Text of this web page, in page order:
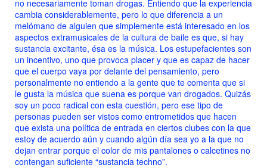
no necesariamente toman drogas. Entiendo que la experiencia
cambia considerablemente, pero lo que diferencia a un
melómano de alguien que simplemente está interesado en los
aspectos extramusicales de la cultura de baile es que, si hay
sustancia excitante, ésa es la música. Los estupefacientes son
un incentivo, uno que provoca placer y que es capaz de hacer
que el cuerpo vaya por delante del pensamiento, pero
personalmente no entiendo a la gente que te comenta que si
le gusta la música que suena es porque van drogados. Quizás
soy un poco radical con esta cuestión, pero ese tipo de
personas pueden ser vistos como entrometidos que hacen
que exista una política de entrada en ciertos clubes con la que
estoy de acuerdo aún y cuando algún día sea yo a la que no
dejan entrar porque el color de mis pantalones o calcetines no
contengan suficiente “sustancia techno”.